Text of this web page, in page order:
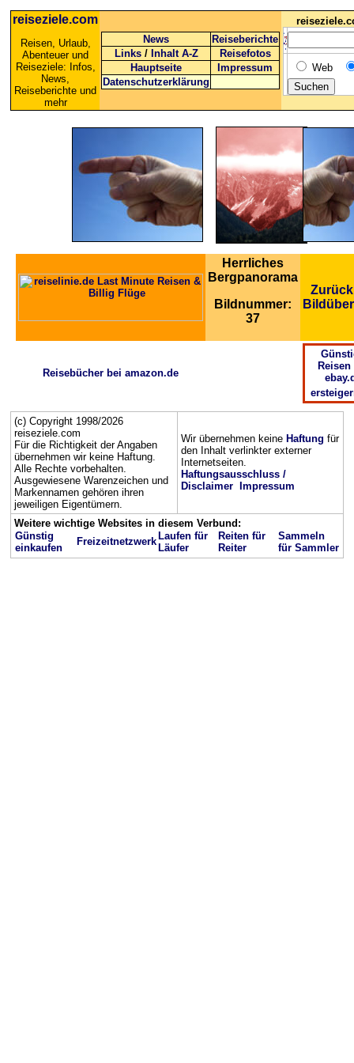
reiseziele.com
Reisen, Urlaub,
Abenteuer und
Reiseziele: Infos,
News,
Reiseberichte und
mehr
News
Reiseberichte
Links / Inhalt A-Z
Reisefotos
Hauptseite
Impressum
Datenschutzerklärung
Web
Herrliches
Bergpanorama
Bildnummer:
37
Reisebücher bei amazon.de
Reisen
(c) Copyright 1998/2026
reiseziele.com
Für die Richtigkeit der Angaben
übernehmen wir keine Haftung.
Alle Rechte vorbehalten.
Ausgewiesene Warenzeichen und
Markennamen gehören ihren
jeweiligen Eigentümern.
Wir übernehmen keine Haftung für
den Inhalt verlinkter externer
Internetseiten.
Haftungsausschluss /
Disclaimer
Impressum
Weitere wichtige Websites in diesem Verbund:
Günstig
einkaufen
Freizeitnetzwerk Laufen für
Läufer
Reiten für
Reiter
Sammeln
für Sammler